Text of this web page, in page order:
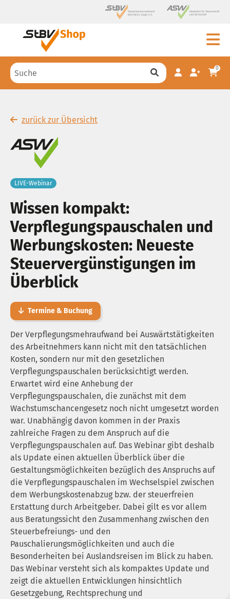
0
zurück zur Übersicht
LIVE-Webinar
Wissen kompakt:
Verpflegungspauschalen und
Werbungskosten: Neueste
Steuervergünstigungen im
Überblick
Termine & Buchung
Der Verpflegungsmehraufwand bei Auswärtstätigkeiten
des Arbeitnehmers kann nicht mit den tatsächlichen
Kosten, sondern nur mit den gesetzlichen
Verpflegungspauschalen berücksichtigt werden.
Erwartet wird eine Anhebung der
Verpflegungspauschalen, die zunächst mit dem
Wachstumschancengesetz noch nicht umgesetzt worden
war. Unabhängig davon kommen in der Praxis
zahlreiche Fragen zu dem Anspruch auf die
Verpflegungspauschalen auf. Das Webinar gibt deshalb
als Update einen aktuellen Überblick über die
Gestaltungsmöglichkeiten bezüglich des Anspruchs auf
die Verpflegungspauschalen im Wechselspiel zwischen
dem Werbungskostenabzug bzw. der steuerfreien
Erstattung durch Arbeitgeber. Dabei gilt es vor allem
aus Beratungssicht den Zusammenhang zwischen den
Steuerbefreiungs- und den
Pauschalierungsmöglichkeiten und auch die
Besonderheiten bei Auslandsreisen im Blick zu haben.
Das Webinar versteht sich als kompaktes Update und
zeigt die aktuellen Entwicklungen hinsichtlich
Gesetzgebung, Rechtsprechung und